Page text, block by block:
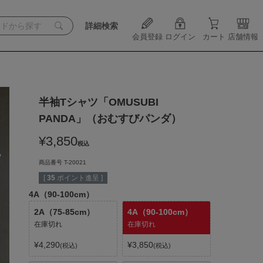
詳細検索
会員登録 ログイン カート 店舗情報
半袖Tシャツ「OMUSUBI
PANDA」（おむすびパンダ）
¥3,850税込
商品番号 T-20021
[ 35 ポイント進呈 ]
4A（90-100cm）
2A（75-85cm）
在庫切れ
¥4,290 税込
4A（90-100cm）
在庫切れ
¥3,850 税込